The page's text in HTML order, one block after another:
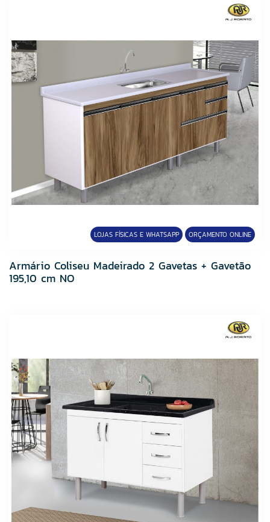
LOJAS FÍSICAS E WHATSAPP ORÇAMENTO ONLINE
Armário Coliseu Madeirado 2 Gavetas + Gavetão
195,10 cm NO